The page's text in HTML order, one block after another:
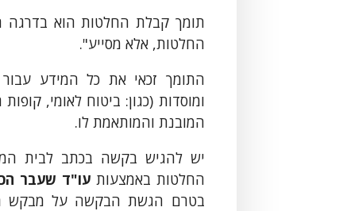
תומך קבלת החלטות הוא בדרגה
החלטות, אלא מסייע".
התומך זכאי את כל המידע
ומוסדות (כגון: ביטוח לאומי,
המובנת והמותאמת לו.
יש להגיש בקשה בכתב לבית
החלטות באמצעותעו"ד שעבר
בטרם הגשת הבקשה על מבקש